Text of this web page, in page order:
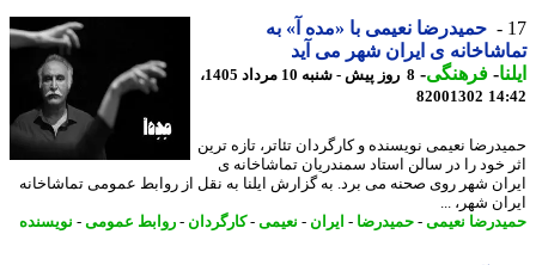
حمیدرضا نعیمی با «مده آ» به
ی ایران شهر می آید
-فرهنگی-
8 روز پیش - شنبه 10 مرداد 1405،
82001302
نعیمی نویسنده و کارگردان تئاتر، تازه ترین
خود را در سالن استاد سمندریان تماشاخانه ی
شهر روی صحنه می برد. به گزارش ایلنا به نقل از روابط عمومی تماشاخانه
شهر، ...
نعیمی-حمیدرضا-ایران - نعیمی-کارگردان - روابط عمومی-نویسنده